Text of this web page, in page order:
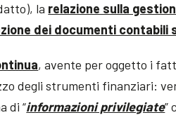
la relazione sulla
dei documenti contabili
, avente per oggetto i
degli strumenti finanziari:
di “informazioni privilegiate”